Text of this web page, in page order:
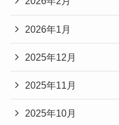
2026年1月
2025年12月
2025年11月
2025年10月